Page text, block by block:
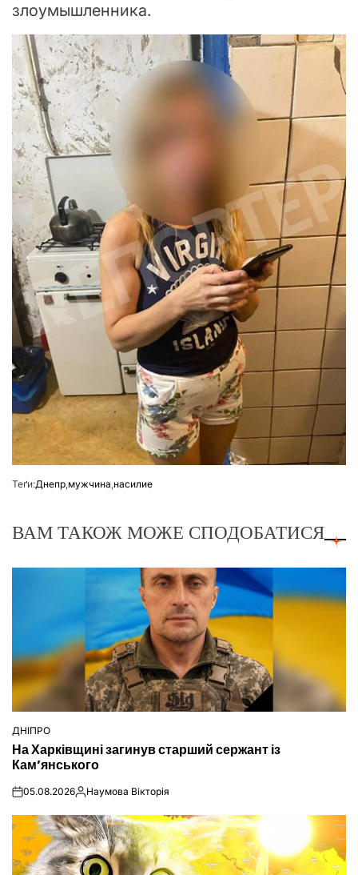
злоумышленника.
Теґи:Днепр,мужчина,насилие
ВАМ ТАКОЖ МОЖЕ СПОДОБАТИСЯ
ОПУБЛІКУВАТИ
У
ДНІПРО
На Харківщині загинув старший сержант із
Кам’янського
on05.08.2026Опубліковано
Наумова Вікторія